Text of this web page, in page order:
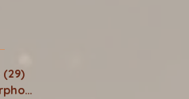
(29)
13 interfaces-clés de métamorphose